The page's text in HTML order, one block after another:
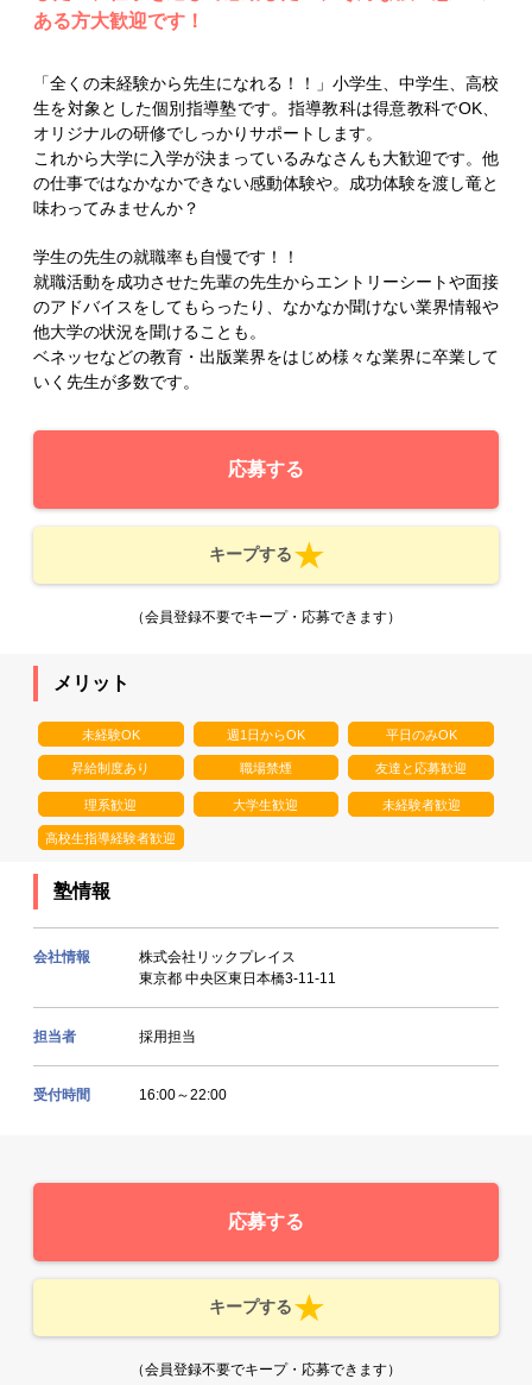
ある方大歓迎です！
「全くの未経験から先生になれる！！」小学生、中学生、高校
生を対象とした個別指導塾です。指導教科は得意教科でOK、
オリジナルの研修でしっかりサポートします。
これから大学に入学が決まっているみなさんも大歓迎です。他
の仕事ではなかなかできない感動体験や。成功体験を渡し竜と
味わってみませんか？
学生の先生の就職率も自慢です！！
就職活動を成功させた先輩の先生からエントリーシートや面接
のアドバイスをしてもらったり、なかなか聞けない業界情報や
他大学の状況を聞けることも。
ベネッセなどの教育・出版業界をはじめ様々な業界に卒業して
いく先生が多数です。
応募する
キープする
（会員登録不要でキープ・応募できます）
メリット
未経験OK 週1日からOK 平日のみOK
昇給制度あり 職場禁煙 友達と応募歓迎
理系歓迎 大学生歓迎 未経験者歓迎
高校生指導経験者歓迎
塾情報
会社情報
株式会社リックプレイス
東京都 中央区東日本橋3-11-11
担当者 採用担当
受付時間 16:00～22:00
応募する
キープする
（会員登録不要でキープ・応募できます）